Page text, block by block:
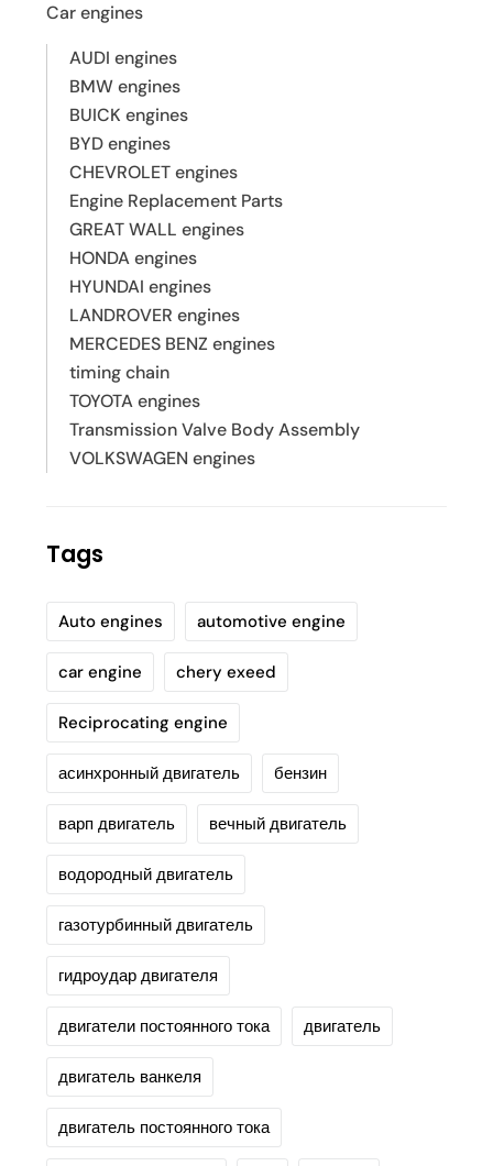
Car engines
AUDI engines
BMW engines
BUICK engines
BYD engines
CHEVROLET engines
Engine Replacement Parts
GREAT WALL engines
HONDA engines
HYUNDAI engines
LANDROVER engines
MERCEDES BENZ engines
timing chain
TOYOTA engines
Transmission Valve Body Assembly
VOLKSWAGEN engines
Tags
Auto engines automotive engine
car engine chery exeed
Reciprocating engine
асинхронный двигатель бензин
варп двигатель вечный двигатель
водородный двигатель
газотурбинный двигатель
гидроудар двигателя
двигатели постоянного тока двигатель
двигатель ванкеля
двигатель постоянного тока